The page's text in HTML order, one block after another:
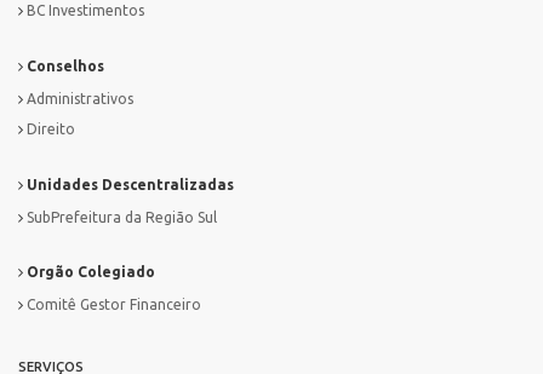
BC Investimentos
Conselhos
Administrativos
Direito
Unidades Descentralizadas
SubPrefeitura da Região Sul
Orgão Colegiado
Comitê Gestor Financeiro
SERVIÇOS